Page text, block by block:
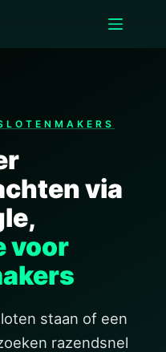
via
voor
staan of een
razendsnel